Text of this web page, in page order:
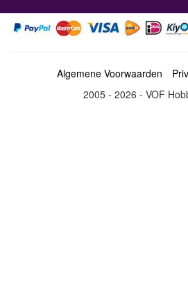
Algemene Voorwaarden
2005 - 2026 - VOF